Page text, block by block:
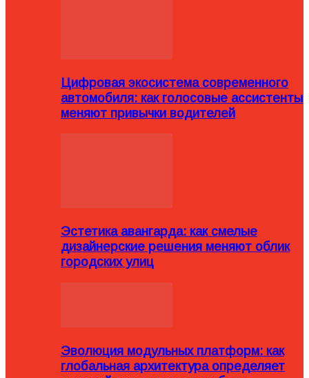
Цифровая экосистема современного
автомобиля: как голосовые ассистенты
меняют привычки водителей
Эстетика авангарда: как смелые
дизайнерские решения меняют облик
городских улиц
Эволюция модульных платформ: как
глобальная архитектура определяет